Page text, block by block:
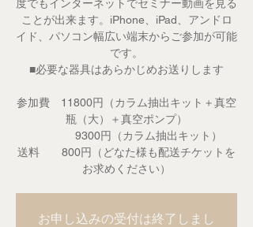
度でもインターネットでセミナー動画を見る
ことが出来ます。iPhone、iPad、アンドロ
イド、パソコン幅広い端末からご参加が可能
です。
■必要な器具はあらかじめお送りします
参加費 11800円（カラム抽出キット＋真空
瓶（大）＋真空ポンプ）
9300円（カラム抽出キット）
送料 800円（どなた様も配送チケットを
お求めください）
お申し込みの受付は終了しまし